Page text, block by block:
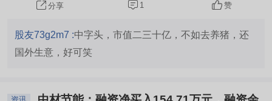
分享 1 赞
股友73g2m7 :中字头，市值二三十亿，不如去养猪，还
国外生意，好可笑